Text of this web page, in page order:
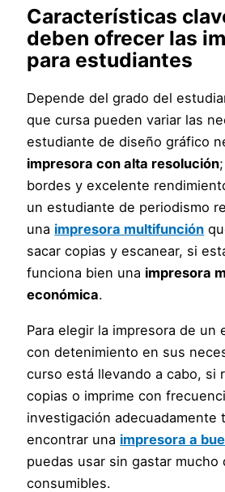
Características
deben ofrecer las
para estudiantes
Depende del grado del
que cursa pueden variar las
estudiante de diseño gráfico
impresora con alta resolución
bordes y excelente
un estudiante de periodismo
una impresora multifunción
sacar copias y escanear, si
funciona bien una impresora
económica.
Para elegir la impresora de un
con detenimiento en sus
curso está llevando a cabo, si
copias o imprime con
investigación adecuadamente
encontrar una impresora a
puedas usar sin gastar mucho
consumibles.